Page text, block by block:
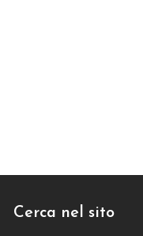
Cerca nel sito